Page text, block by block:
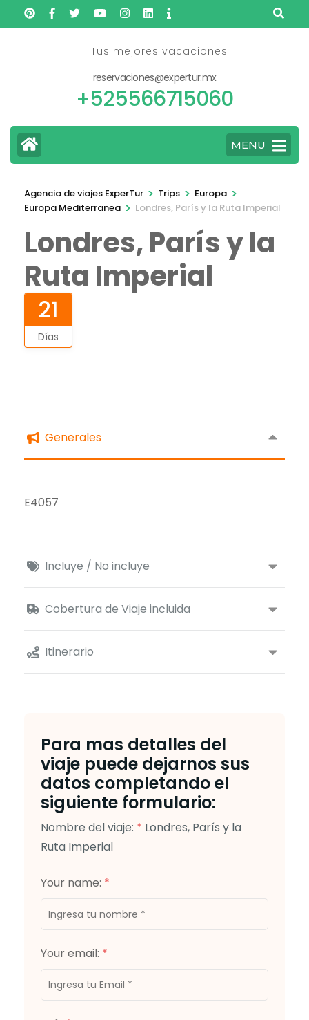
Saltar
al
Tus mejores vacaciones
reservaciones@expertur.mx
+525566715060
MENU
Agencia de viajes ExperTur > Trips > Europa >
Europa Mediterranea > Londres, París y la Ruta Imperial
Londres, París y la
Ruta Imperial
21
Días
Generales
Incluye / No incluye
Cobertura de Viaje incluida
Itinerario
E4057
Para mas detalles del
viaje puede dejarnos sus
datos completando el
siguiente formulario:
Nombre del viaje: * Londres, París y la
Ruta Imperial
Your name: *
Your email: *